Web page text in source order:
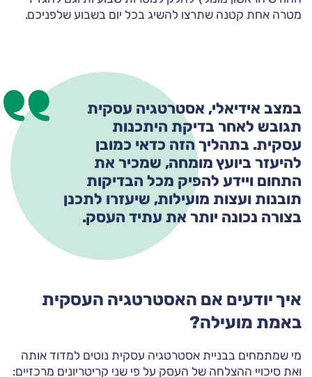
מטרה אחת קטנה שתרצו להשיג בכל יום בשבוע שלפניכם.
במצב אידיאלי, אסטרטגיה עסקית
תגובש לאחר בדיקת היתכנות
עסקית. בתהליך הזה כדאי כמובן
להיעזר ביועץ מומחה, שמכיר את
התחום ויידע להפיק מכל הבדיקות
תובנות ועצות מועילות, שיעזרו לתכנן
בצורה נכונה יותר את עתיד העסק.
איך יודעים אם האסטרטגיה העסקית
באמת מועילה?
מי שמתמחים בבניית אסטרטגיה עסקית נוטים למדוד אותה
ואת סיכויי ההצלחה של העסק על פי שני קריטריונים מרכזיים: